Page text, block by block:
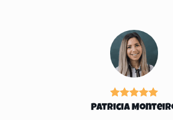
Patricia